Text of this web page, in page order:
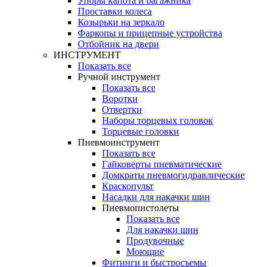
Проставки колеса
Козырьки на зеркало
Фаркопы и прицепные устройства
Отбойник на двери
ИНСТРУМЕНТ
Показать все
Ручной инструмент
Показать все
Воротки
Отвертки
Наборы торцевых головок
Торцевые головки
Пневмоинструмент
Показать все
Гайковерты пневматические
Домкраты пневмогидравлические
Краскопульт
Насадки для накачки шин
Пневмопистолеты
Показать все
Для накачки шин
Продувочные
Моющие
Фитинги и быстросъемы